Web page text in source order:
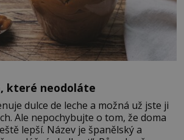
které neodoláte
dulce de leche a možná už jste ji
Ale nepochybujte o tom, že doma
lepší. Název je španělský a